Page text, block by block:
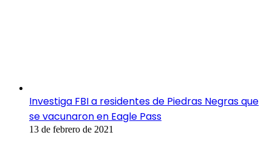
Investiga FBI a residentes de Piedras Negras que
se vacunaron en Eagle Pass
13 de febrero de 2021